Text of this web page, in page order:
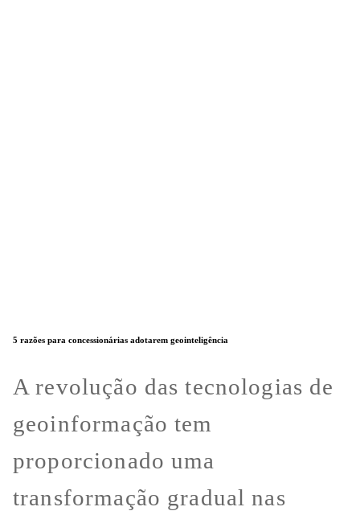
5 razões para concessionárias adotarem geointeligência
A revolução das tecnologias de
geoinformação tem
proporcionado uma
transformação gradual nas